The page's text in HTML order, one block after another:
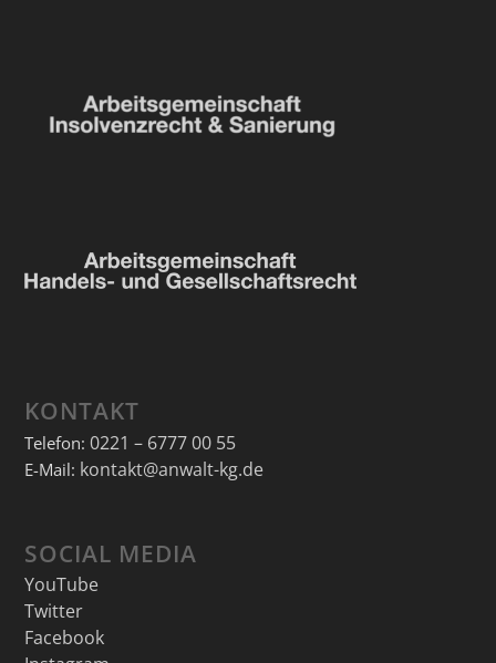
KONTAKT
Telefon: 0221 – 6777 00 55
E-Mail: kontakt@anwalt-kg.de
SOCIAL MEDIA
YouTube
Twitter
Facebook